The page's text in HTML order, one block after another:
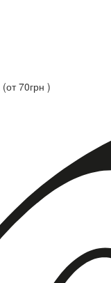
(от 70грн )